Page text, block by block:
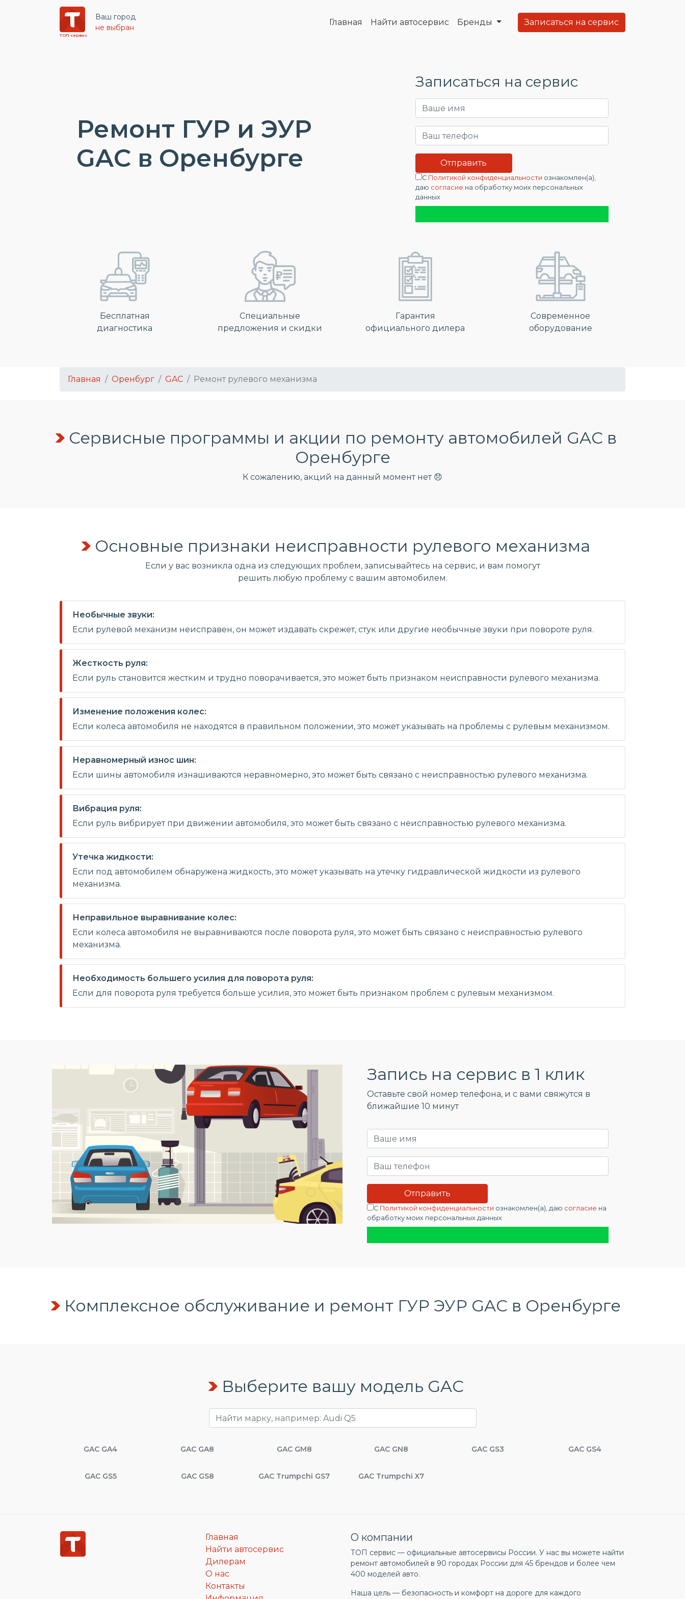
ТОП сервис
Ваш город
не выбран
Главная Найти автосервис Бренды Записаться на сервис
Ремонт ГУР и ЭУР
GAC в Оренбурге
Записаться на сервис
С Политикой конфиденциальности ознакомлен(а),
даю согласие на обработку моих персональных
данных
Бесплатная
диагностика
Специальные
предложения и скидки
Гарантия
официального дилера
Современное
оборудование
Главная Оренбург GAC Ремонт рулевого механизма
Сервисные программы и акции по ремонту автомобилей GAC в
Оренбурге
К сожалению, акций на данный момент нет 😞
Основные признаки неисправности рулевого механизма
Если у вас возникла одна из следующих проблем, записывайтесь на сервис, и вам помогут
решить любую проблему с вашим автомобилем.
Необычные звуки:
Если рулевой механизм неисправен, он может издавать скрежет, стук или другие необычные звуки при повороте руля.
Жесткость руля:
Если руль становится жестким и трудно поворачивается, это может быть признаком неисправности рулевого механизма.
Изменение положения колес:
Если колеса автомобиля не находятся в правильном положении, это может указывать на проблемы с рулевым механизмом.
Неравномерный износ шин:
Если шины автомобиля изнашиваются неравномерно, это может быть связано с неисправностью рулевого механизма.
Вибрация руля:
Если руль вибрирует при движении автомобиля, это может быть связано с неисправностью рулевого механизма.
Утечка жидкости:
Если под автомобилем обнаружена жидкость, это может указывать на утечку гидравлической жидкости из рулевого
механизма.
Неправильное выравнивание колес:
Если колеса автомобиля не выравниваются после поворота руля, это может быть связано с неисправностью рулевого
механизма.
Необходимость большего усилия для поворота руля:
Если для поворота руля требуется больше усилия, это может быть признаком проблем с рулевым механизмом.
Запись на сервис в 1 клик
Оставьте свой номер телефона, и c вами свяжутся в
ближайшие 10 минут
С Политикой конфиденциальности ознакомлен(а), даю согласие на
обработку моих персональных данных
Комплексное обслуживание и ремонт ГУР ЭУР GAC в Оренбурге
Выберите вашу модель GAC
GAC GA4 GAC GA8 GAC GM8 GAC GN8 GAC GS3 GAC GS4
GAC GS5 GAC GS8 GAC Trumpchi GS7 GAC Trumpchi X7
Главная
Найти автосервис
Дилерам
О нас
Контакты
О компании
ТОП сервис — официальные автосервисы России. У нас вы можете найти
ремонт автомобилей в 90 городах России для 45 брендов и более чем
400 моделей авто.
Наша цель — безопасность и комфорт на дороге для каждого